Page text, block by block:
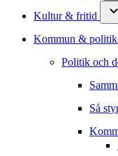
Kultur & fritid
Kommun & politik
Politik och
Så